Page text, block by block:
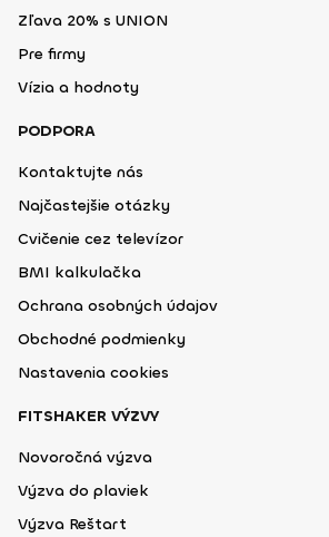
Zľava 20% s UNION
Pre firmy
Vízia a hodnoty
PODPORA
Kontaktujte nás
Najčastejšie otázky
Cvičenie cez televízor
BMI kalkulačka
Ochrana osobných údajov
Obchodné podmienky
Nastavenia cookies
FITSHAKER VÝZVY
Novoročná výzva
Výzva do plaviek
Výzva Reštart